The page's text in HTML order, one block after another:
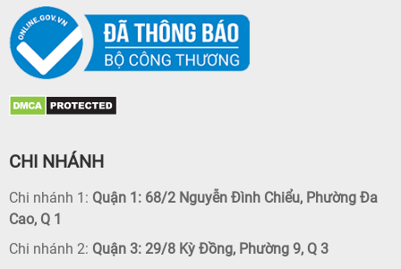
CHI NHÁNH
Chi nhánh 1: Quận 1: 68/2 Nguyễn Đình Chiểu, Phường Đa
Cao, Q 1
Chi nhánh 2: Quận 3: 29/8 Kỳ Đồng, Phường 9, Q 3